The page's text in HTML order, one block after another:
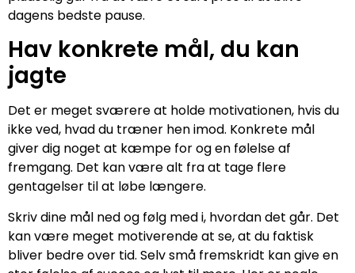
dagens bedste pause.
Hav konkrete mål, du kan
jagte
Det er meget sværere at holde motivationen, hvis du
ikke ved, hvad du træner hen imod. Konkrete mål
giver dig noget at kæmpe for og en følelse af
fremgang. Det kan være alt fra at tage flere
gentagelser til at løbe længere.
Skriv dine mål ned og følg med i, hvordan det går. Det
kan være meget motiverende at se, at du faktisk
bliver bedre over tid. Selv små fremskridt kan give en